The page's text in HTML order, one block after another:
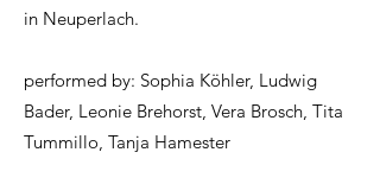
in Neuperlach.
performed by: Sophia Köhler, Ludwig
Bader, Leonie Brehorst, Vera Brosch, Tita
Tummillo, Tanja Hamester